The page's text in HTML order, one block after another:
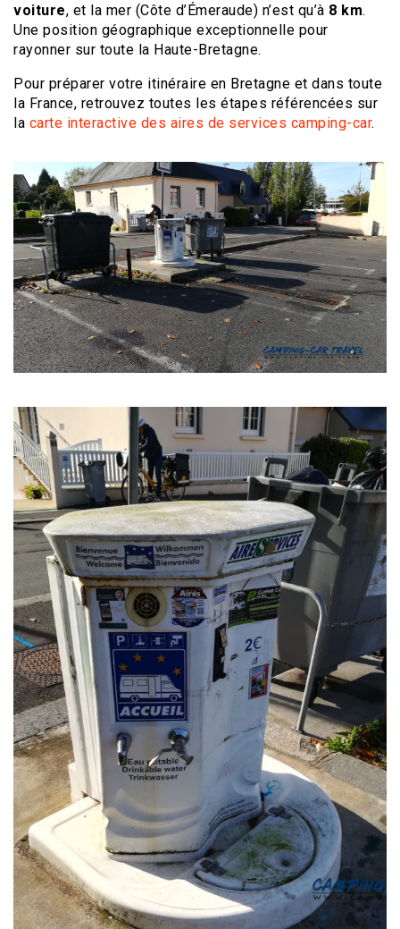
voiture, et la mer (Côte d’Émeraude) n’est qu’à 8 km.
Une position géographique exceptionnelle pour
rayonner sur toute la Haute-Bretagne.
Pour préparer votre itinéraire en Bretagne et dans toute
la France, retrouvez toutes les étapes référencées sur
la carte interactive des aires de services camping-car.